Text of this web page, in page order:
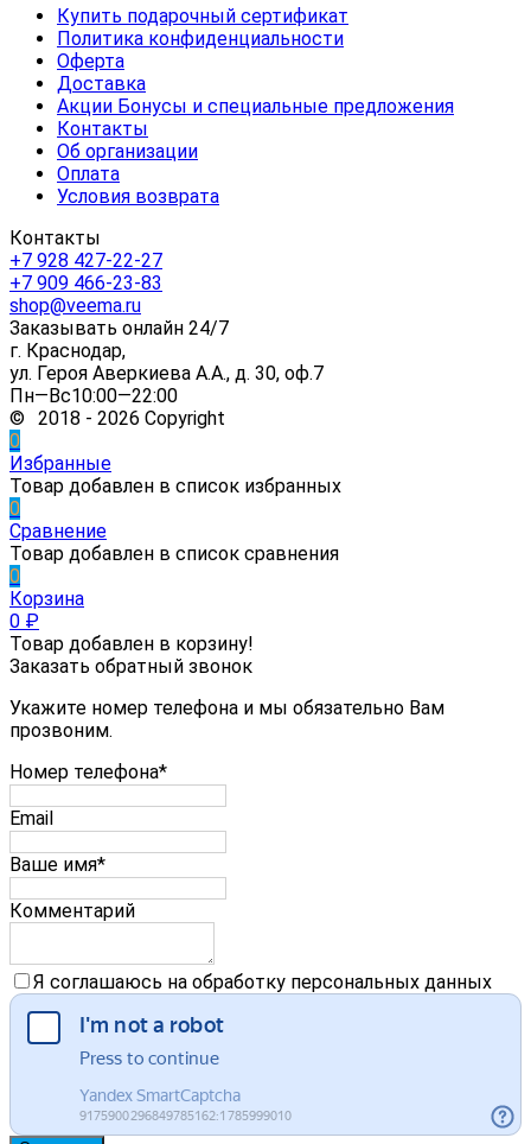
Купить подарочный сертификат
Политика конфиденциальности
Оферта
Доставка
Акции Бонусы и специальные предложения
Контакты
Об организации
Оплата
Условия возврата
Контакты
+7 928 427-22-27
+7 909 466-23-83
shop@veema.ru
Заказывать онлайн 24/7
г. Краснодар,
ул. Героя Аверкиева А.А., д. 30, оф.7
Пн—Вс10:00—22:00
© 2018 - 2026 Copyright
0
Избранные
Товар добавлен в список избранных
0
Сравнение
Товар добавлен в список сравнения
0
Корзина
0 ₽
Товар добавлен в корзину!
Заказать обратный звонок
Укажите номер телефона и мы обязательно Вам
прозвоним.
Номер телефона*
Email
Ваше имя*
Комментарий
Я соглашаюсь на обработку персональных данных